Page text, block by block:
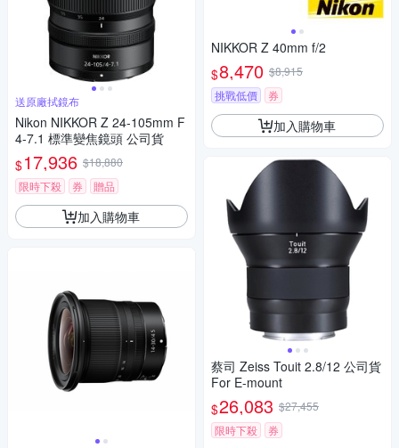
送原廠拭鏡布
Nikon NIKKOR Z 24-105mm F
4-7.1 標準變焦鏡頭 公司貨
$17,936 $18,880
限時下殺
券 贈品
加入購物車
NIKKOR Z 40mm f/2
$8,470 $8,915
挑戰低價
券
加入購物車
蔡司 Zeiss Touit 2.8/12 公司貨
For E-mount
$26,083 $27,455
限時下殺
券